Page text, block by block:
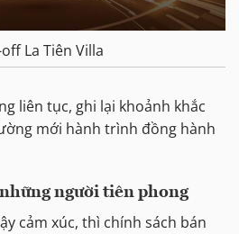
La Tiên Villa
liên tục, ghi lại khoảnh khắc
mới hành trình đồng hành
người tiên phong
cảm xúc, thì chính sách bán